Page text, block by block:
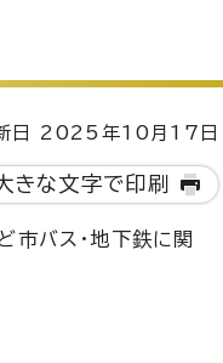
2025年10月17日
きな文字で印刷
市バス・地下鉄に関